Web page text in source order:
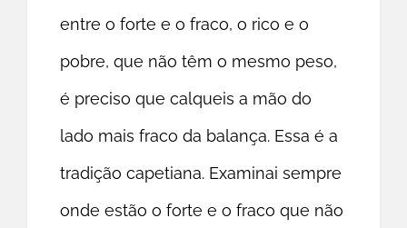
entre o forte e o fraco, o rico e o
pobre, que não têm o mesmo peso,
é preciso que calqueis a mão do
lado mais fraco da balança. Essa é a
tradição capetiana. Examinai sempre
onde estão o forte e o fraco que não